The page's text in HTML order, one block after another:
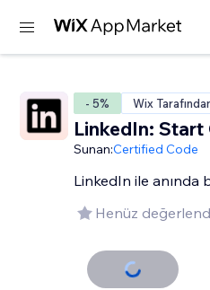
- 5% Wix
LinkedIn: Start
Sunan:Certified Code
LinkedIn ile anında
Henüz